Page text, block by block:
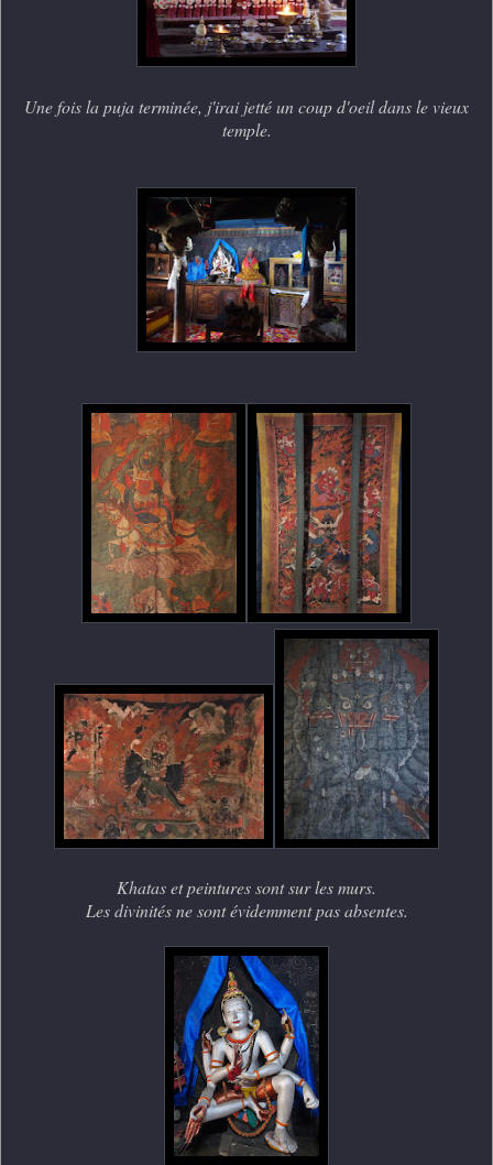
Une fois la puja terminée, j'irai jetté un coup d'oeil dans le vieux
temple.
Khatas et peintures sont sur les murs.
Les divinités ne sont évidemment pas absentes.